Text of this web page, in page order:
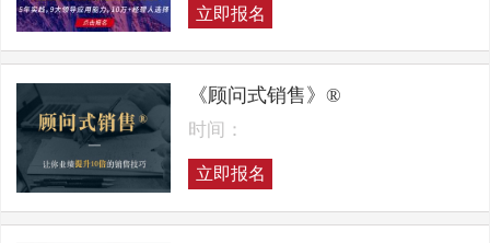
立即报名
《顾问式销售》®
时间：
立即报名